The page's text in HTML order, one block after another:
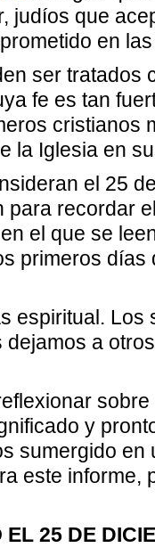
judíos que
en
ser tratados
fe es tan
cristianos
la Iglesia en
el 25
para recordar
el que se
primeros días
espiritual.
a
y
sumergido en
este informe,
25 DE